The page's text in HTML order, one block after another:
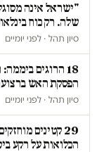
"ישראל אינה
שלה. רק כוח
סיון תהל · לפני יומיים
18 הרוגים
הפסקת האש
סיון תהל · לפני יומיים
29 קטינים
הכלואות על רקע